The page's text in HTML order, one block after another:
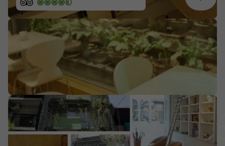
Blog TopViagens
Área de Cliente
Agências
Contactos